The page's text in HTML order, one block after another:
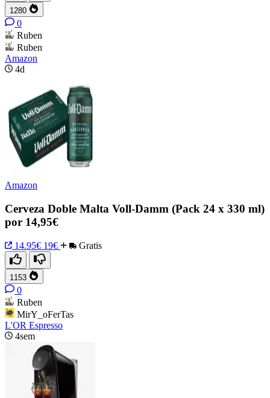
1280
0
Ruben
Ruben
Amazon
4d
Amazon
Cerveza Doble Malta Voll-Damm (Pack 24 x 330 ml)
por 14,95€
14.95€ 19€ Gratis
1153
0
Ruben
MirY_oFerTas
L'OR Espresso
4sem